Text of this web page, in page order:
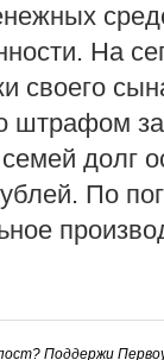
На
своего
штрафом
долг
По
Поддержи